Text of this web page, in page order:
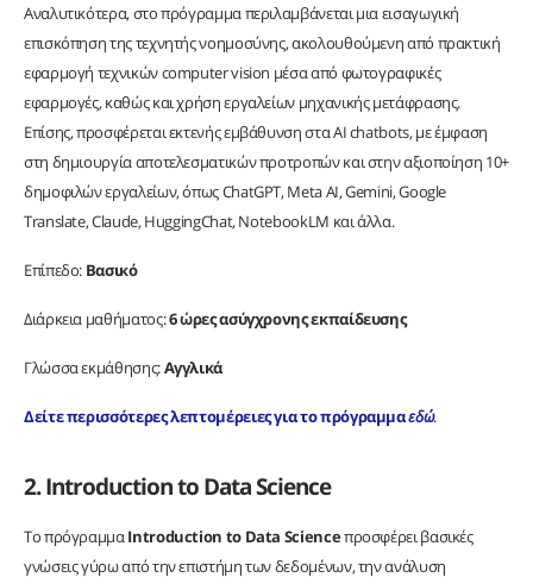
Αναλυτικότερα, στο πρόγραμμα περιλαμβάνεται μια εισαγωγική
επισκόπηση της τεχνητής νοημοσύνης, ακολουθούμενη από πρακτική
εφαρμογή τεχνικών computer vision μέσα από φωτογραφικές
εφαρμογές, καθώς και χρήση εργαλείων μηχανικής μετάφρασης.
Επίσης, προσφέρεται εκτενής εμβάθυνση στα AI chatbots, με έμφαση
στη δημιουργία αποτελεσματικών προτροπών και στην αξιοποίηση 10+
δημοφιλών εργαλείων, όπως ChatGPT, Meta AI, Gemini, Google
Translate, Claude, HuggingChat, NotebookLM και άλλα.
Επίπεδο: Βασικό
Διάρκεια μαθήματος:6 ώρεςασύγχρονης εκπαίδευσης
Γλώσσα εκμάθησης:Αγγλικά
Δείτε περισσότερες λεπτομέρειες για το πρόγραμμαεδώ.
2. Introduction to Data Science
Το πρόγραμμαIntroduction to Data Scienceπροσφέρει βασικές
γνώσεις γύρω από την επιστήμη των δεδομένων, την ανάλυση